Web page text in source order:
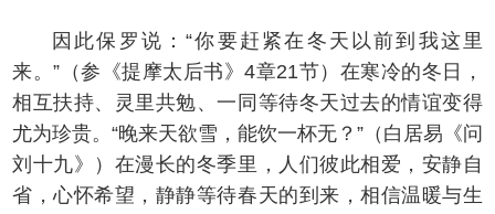
因此保罗说：“你要赶紧在冬天以前到我这里
来。”（参《提摩太后书》4章21节）在寒冷的冬日，
相互扶持、灵里共勉、一同等待冬天过去的情谊变得
尤为珍贵。“晚来天欲雪，能饮一杯无？”（白居易《问
刘十九》）在漫长的冬季里，人们彼此相爱，安静自
省，心怀希望，静静等待春天的到来，相信温暖与生